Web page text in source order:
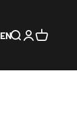
ENOuvrir la
Ouvrir le
Voir le